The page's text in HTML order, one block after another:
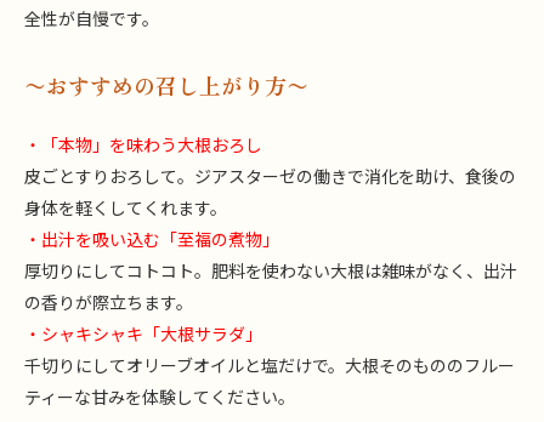
全性が自慢です。
〜おすすめの召し上がり方〜
・「本物」を味わう大根おろし
皮ごとすりおろして。ジアスターゼの働きで消化を助け、食後の
身体を軽くしてくれます。
・出汁を吸い込む「至福の煮物」
厚切りにしてコトコト。肥料を使わない大根は雑味がなく、出汁
の香りが際立ちます。
・シャキシャキ「大根サラダ」
千切りにしてオリーブオイルと塩だけで。大根そのもののフルー
ティーな甘みを体験してください。